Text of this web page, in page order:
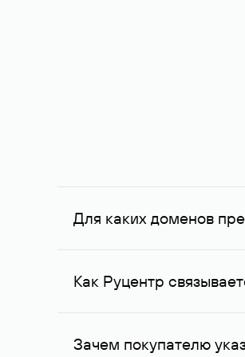
Для каких доменов
Услуга доступна для
Как Руцентр
Для связи с владельцем
Зачем покупателю